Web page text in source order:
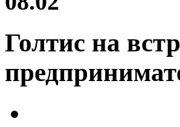
Голтис на